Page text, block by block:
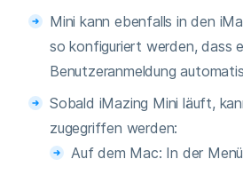
Mini kann ebenfalls in den
so konfiguriert werden, dass
Benutzeranmeldung
Sobald iMazing Mini läuft,
zugegriffen werden:
Auf dem Mac: In der